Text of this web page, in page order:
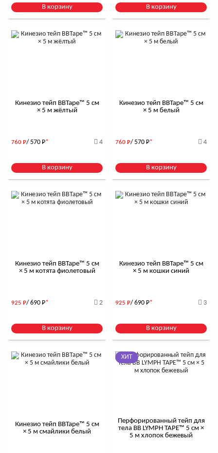
В корзину В корзину
Кинезио тейп BBTape™ 5 см
× 5 м жёлтый
760 Р/ 570 Р* 4
В корзину
Кинезио тейп BBTape™ 5 см
× 5 м белый
760 Р/ 570 Р* 4
В корзину
Кинезио тейп BBTape™ 5 см
× 5 м котята фиолетовый
925 Р/ 690 Р* 2
В корзину
Кинезио тейп BBTape™ 5 см
× 5 м кошки синий
925 Р/ 690 Р* 3
В корзину
Кинезио тейп BBTape™ 5 см
× 5 м смайлики белый
ХИТ
Перфорированный тейп для
тела BB LYMPH TAPE™ 5 см ×
5 м хлопок бежевый